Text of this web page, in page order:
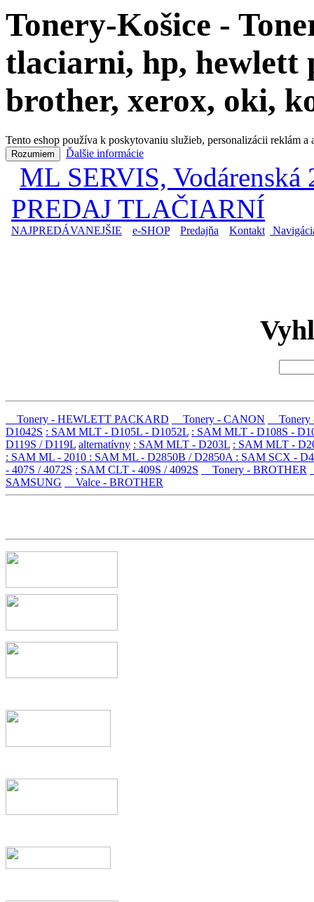
Tonery-Košice -
tlaciarni, hp, hewlett
brother, xerox, oki,
Tento eshop používa k poskytovaniu služieb, personalizácii reklám
Rozumiem Ďalšie informácie
ML SERVIS,
PREDAJ TLAČIARNÍ
NAJPREDÁVANEJŠIE e-SHOP Predajňa Kontakt
Tonery - HEWLETT PACKARD Tonery - CANON
Tonery
D1042S : SAM MLT - D105L - D1052L : SAM MLT - D108S -
D119S / D119L alternatívny : SAM MLT - D203L : SAM MLT -
: SAM ML - 2010 : SAM ML - D2850B / D2850A : SAM SCX -
- 407S / 4072S : SAM CLT - 409S / 4092S Tonery - BROTHER
SAMSUNG
Valce - BROTHER